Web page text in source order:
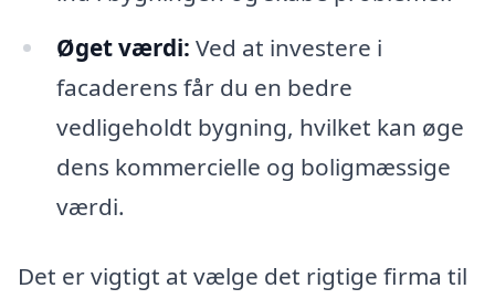
Øget værdi: Ved at investere i
facaderens får du en bedre
vedligeholdt bygning, hvilket kan øge
dens kommercielle og boligmæssige
værdi.
Det er vigtigt at vælge det rigtige firma til